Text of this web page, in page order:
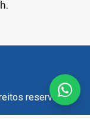
reservados.